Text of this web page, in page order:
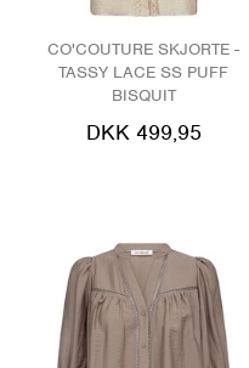
CO'COUTURE SKJORTE -
TASSY LACE SS PUFF
BISQUIT
DKK 499,95